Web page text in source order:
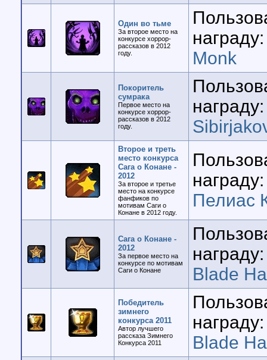
Один во тьме
За второе место на
конкурсе хоррор-
рассказов в 2012
году.
Monk
Покоритель
сумрака
Первое место на
конкурсе хоррор-
рассказов в 2012
году.
Второе и треть
место конкурса
Сага о Конане -
2012
За второе и третье
место на конкурсе
фанфиков по
мотивам Саги о
Конане в 2012 году.
Пелиас
Сага о Конане -
2012
За первое место на
конкурсе по мотивам
Саги о Конане
Blade
Победитель
зимнего
конкурса 2011
Автор лучшего
рассказа Зимнего
Конкурса 2011
Blade